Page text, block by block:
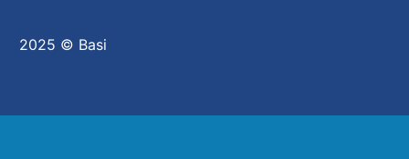
2025 © Basi